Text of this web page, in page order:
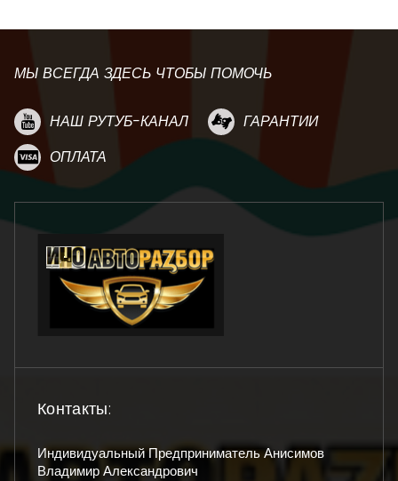
МЫ ВСЕГДА ЗДЕСЬ ЧТОБЫ ПОМОЧЬ
НАШ РУТУБ-КАНАЛ
ГАРАНТИИ
ОПЛАТА
Контакты:
Индивидуальный Предприниматель Анисимов
Владимир Александрович